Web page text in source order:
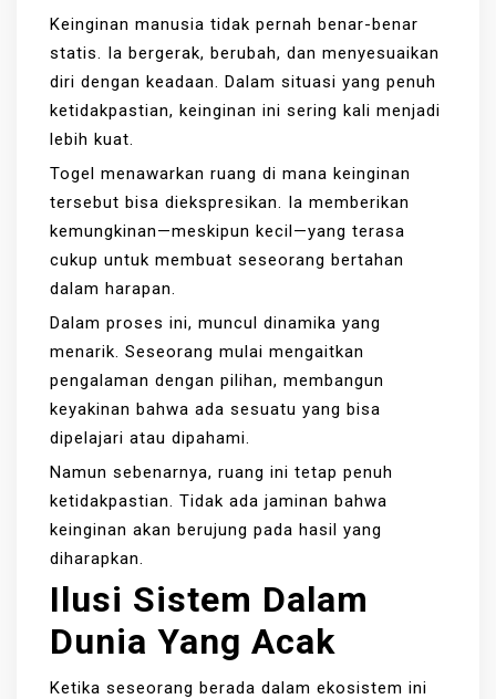
Keinginan manusia tidak pernah benar-benar
statis. Ia bergerak, berubah, dan menyesuaikan
diri dengan keadaan. Dalam situasi yang penuh
ketidakpastian, keinginan ini sering kali menjadi
lebih kuat.
Togel menawarkan ruang di mana keinginan
tersebut bisa diekspresikan. Ia memberikan
kemungkinan—meskipun kecil—yang terasa
cukup untuk membuat seseorang bertahan
dalam harapan.
Dalam proses ini, muncul dinamika yang
menarik. Seseorang mulai mengaitkan
pengalaman dengan pilihan, membangun
keyakinan bahwa ada sesuatu yang bisa
dipelajari atau dipahami.
Namun sebenarnya, ruang ini tetap penuh
ketidakpastian. Tidak ada jaminan bahwa
keinginan akan berujung pada hasil yang
diharapkan.
Ilusi Sistem Dalam
Dunia Yang Acak
Ketika seseorang berada dalam ekosistem ini